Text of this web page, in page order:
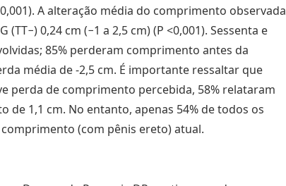
A alteração média do comprimento observada
(TT−) 0,24 cm (−1 a 2,5 cm) (P <0,001). Sessenta e
85% perderam comprimento antes da
média de -2,5 cm. É importante ressaltar que
perda de comprimento percebida, 58% relataram
1,1 cm. No entanto, apenas 54% de todos os
(com pênis ereto) atual.